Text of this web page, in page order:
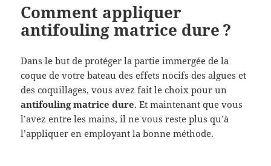
Comment appliquer
antifouling matrice dure ?
Dans le but de protéger la partie immergée de la
coque de votre bateau des effets nocifs des algues et
des coquillages, vous avez fait le choix pour un
antifouling matrice dure. Et maintenant que vous
l’avez entre les mains, il ne vous reste plus qu’à
l’appliquer en employant la bonne méthode.